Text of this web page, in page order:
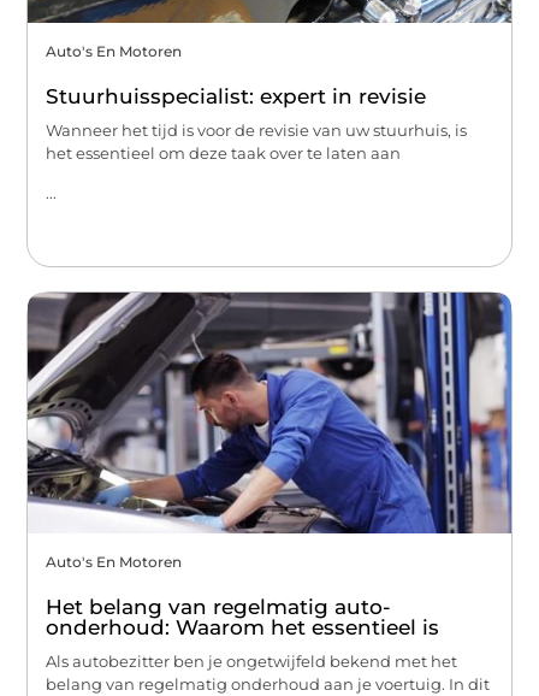
Auto's En Motoren
Stuurhuisspecialist: expert in revisie
Wanneer het tijd is voor de revisie van uw stuurhuis, is
het essentieel om deze taak over te laten aan
...
Auto's En Motoren
Het belang van regelmatig auto-
onderhoud: Waarom het essentieel is
Als autobezitter ben je ongetwijfeld bekend met het
belang van regelmatig onderhoud aan je voertuig. In dit